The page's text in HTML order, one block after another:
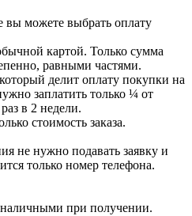
вы можете выбрать оплату
картой. Только сумма
равными частями.
делит оплату покупки на
заплатить только ¼ от
в 2 недели.
стоимость заказа.
не нужно подавать заявку и
только номер телефона.
при получении.